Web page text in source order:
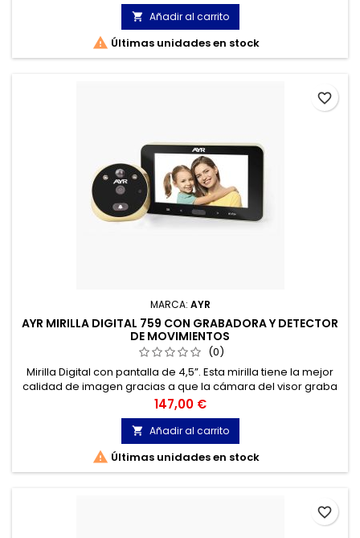
 Añadir al carrito
 Últimas unidades en stock
MARCA: AYR
AYR MIRILLA DIGITAL 759 CON GRABADORA Y DETECTOR
DE MOVIMIENTOS
(0)
Mirilla Digital con pantalla de 4,5”. Esta mirilla tiene la mejor
calidad de imagen gracias a que la cámara del visor graba
a 1080 (FULL HD). Podrás ver quien ha llamado a tu puerta
gracias a la función de llamadas perdidas.
Precio
147,00 €
 Añadir al carrito
 Últimas unidades en stock
favorite_border
favorite_border